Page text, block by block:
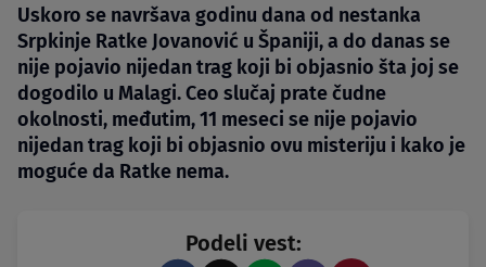
Uskoro se navršava godinu dana od nestanka
Srpkinje Ratke Jovanović u Španiji, a do danas se
nije pojavio nijedan trag koji bi objasnio šta joj se
dogodilo u Malagi. Ceo slučaj prate čudne
okolnosti, međutim, 11 meseci se nije pojavio
nijedan trag koji bi objasnio ovu misteriju i kako je
moguće da Ratke nema.
Podeli vest: